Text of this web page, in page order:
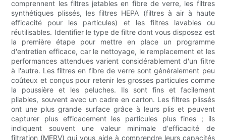
comprennent les filtres jetables en fibre de verre, les filtres
synthétiques plissés, les filtres HEPA (filtres à air à haute
efficacité pour les particules) et les filtres lavables ou
réutilisables. Identifier le type de filtre dont vous disposez est
la première étape pour mettre en place un programme
d'entretien efficace, car le nettoyage, le remplacement et les
performances attendues varient considérablement d'un filtre
à l'autre. Les filtres en fibre de verre sont généralement peu
coûteux et conçus pour retenir les grosses particules comme
la poussière et les peluches. Ils sont fins et facilement
pliables, souvent avec un cadre en carton. Les filtres plissés
ont une plus grande surface grâce à leurs plis et peuvent
capturer plus efficacement les particules plus fines ; ils
indiquent souvent une valeur minimale d'efficacité de
filtration (MERV) qui vous aide à comprendre leurs capacités